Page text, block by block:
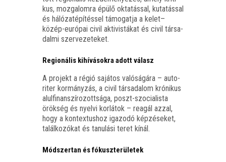
kus, moz­ga­lom­ra épü­lő okta­tás­sal, kuta­tás­sal
és háló­zat­épí­tés­sel támo­gat­ja a kelet–
közép-európai civil akti­vis­tá­kat és civil tár­sa­
dal­mi szervezeteket.
Regionális kihívásokra adott válasz
A pro­jekt a régió sajá­tos való­sá­gá­ra – auto­
ri­ter kor­mány­zás, a civil tár­sa­da­lom kró­ni­kus
alul­fi­nan­szí­ro­zott­sá­ga, poszt-szo­ci­a­lis­ta
örök­ség és nyel­vi kor­lá­tok – rea­gál azzal,
hogy a kon­tex­tus­hoz iga­zo­dó kép­zé­se­ket,
talál­ko­zó­kat és tanu­lá­si teret kínál.
Módszertan és fókuszterületek